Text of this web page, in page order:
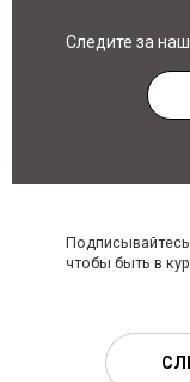
Следите за
чтобы быть в